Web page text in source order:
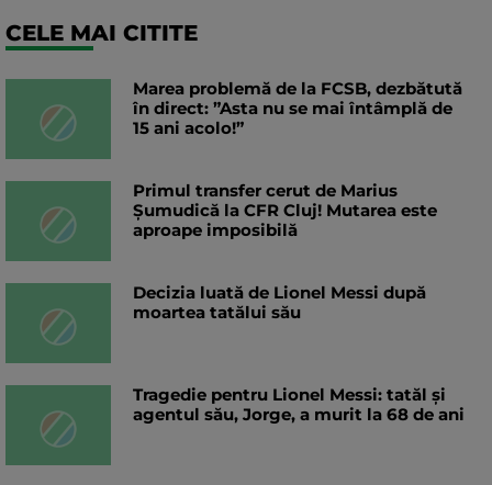
CELE MAI CITITE
Marea problemă de la FCSB, dezbătută
în direct: ”Asta nu se mai întâmplă de
15 ani acolo!”
Primul transfer cerut de Marius
Șumudică la CFR Cluj! Mutarea este
aproape imposibilă
Decizia luată de Lionel Messi după
moartea tatălui său
Tragedie pentru Lionel Messi: tatăl și
agentul său, Jorge, a murit la 68 de ani